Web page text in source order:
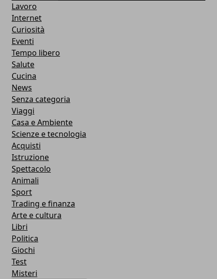
Lavoro
Internet
Curiosità
Eventi
Tempo libero
Salute
Cucina
News
Senza categoria
Viaggi
Casa e Ambiente
Scienze e tecnologia
Acquisti
Istruzione
Spettacolo
Animali
Sport
Trading e finanza
Arte e cultura
Libri
Politica
Giochi
Test
Misteri